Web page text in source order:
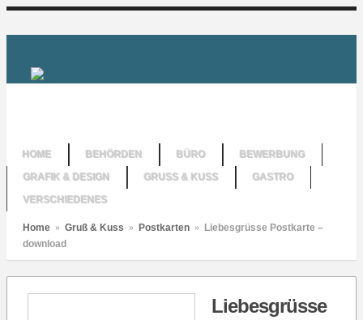
HOME BEHÖRDEN BÜRO
BEWERBUNG
GRAFIK & DESIGN
GRUSS & KUSS
GASTRO
VERSCHIEDENES
Home » Gruß & Kuss » Postkarten » Liebesgrüsse Postkarte –
download
Liebesgrüsse